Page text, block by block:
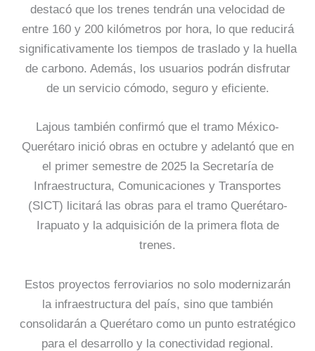
destacó que los trenes tendrán una velocidad de
entre 160 y 200 kilómetros por hora, lo que reducirá
significativamente los tiempos de traslado y la huella
de carbono. Además, los usuarios podrán disfrutar
de un servicio cómodo, seguro y eficiente.
Lajous también confirmó que el tramo México-
Querétaro inició obras en octubre y adelantó que en
el primer semestre de 2025 la Secretaría de
Infraestructura, Comunicaciones y Transportes
(SICT) licitará las obras para el tramo Querétaro-
Irapuato y la adquisición de la primera flota de
trenes.
Estos proyectos ferroviarios no solo modernizarán
la infraestructura del país, sino que también
consolidarán a Querétaro como un punto estratégico
para el desarrollo y la conectividad regional.